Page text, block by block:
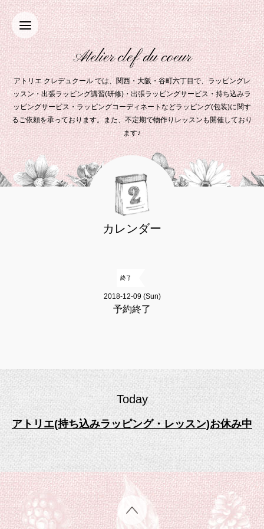
Atelier clef du coeur
アトリエ クレデュクール では、関西・大阪・谷町六丁目で、ラッピングレ
ッスン・出張ラッピング講習(研修)・出張ラッピングサービス・持ち込みラ
ッピングサービス・ラッピングコーディネートなどラッピング(包装)に関す
るご依頼を承っております。また、不定期で物作りレッスンも開催しており
ます♪
カレンダー
終了
2018-12-09 (Sun)
予約終了
Today
アトリエ(持ち込みラッピング・レッスン)お休み中